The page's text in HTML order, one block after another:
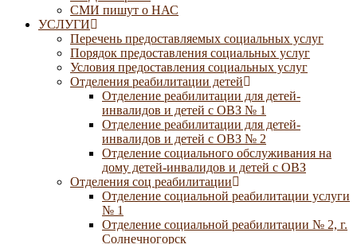
СМИ пишут о НАС
УСЛУГИ
Перечень предоставляемых социальных услуг
Порядок предоставления социальных услуг
Условия предоставления социальных услуг
Отделения реабилитации детей
Отделение реабилитации для детей-
инвалидов и детей с ОВЗ № 1
Отделение реабилитации для детей-
инвалидов и детей с ОВЗ № 2
Отделение социального обслуживания на
дому детей-инвалидов и детей с ОВЗ
Отделения соц реабилитации
Отделение социальной реабилитации услуги
№ 1
Отделение социальной реабилитации № 2, г.
Солнечногорск